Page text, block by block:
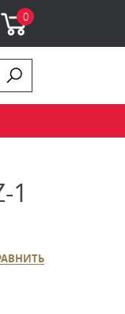
0
1